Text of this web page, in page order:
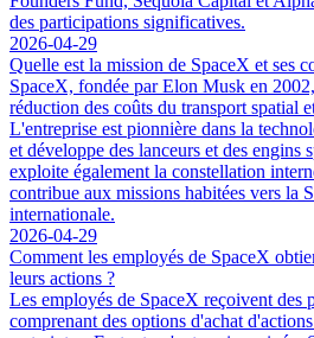
des participations significatives.
2026-04-29
Quelle est la mission de SpaceX et ses
SpaceX, fondée par Elon Musk en
réduction des coûts du transport spatial
L'entreprise est pionnière dans la
et développe des lanceurs et des engins
exploite également la constellation
contribue aux missions habitées vers la
internationale.
2026-04-29
Comment les employés de SpaceX
leurs actions ?
Les employés de SpaceX reçoivent des
comprenant des options d'achat